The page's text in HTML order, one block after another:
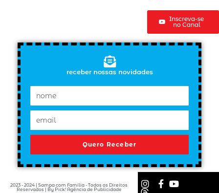
Inscreva-se
no Canal
receber nossas novidades
Quero Receber
2023 - 2024 | Sampa com Família - Todos os Direitos
Reservados | By Pick! Agência de Publicidade